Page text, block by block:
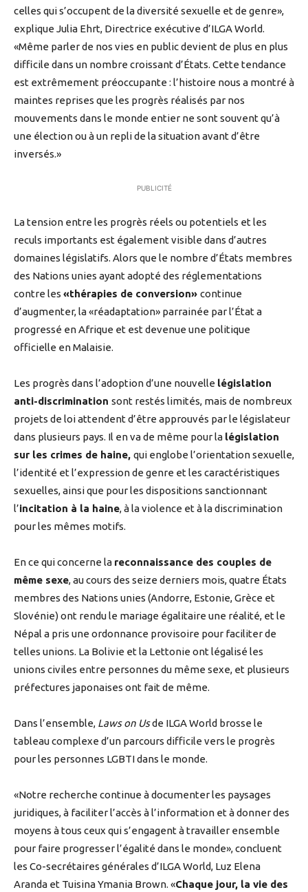
celles qui s’occupent de la diversité sexuelle et de genre»,
explique Julia Ehrt, Directrice exécutive d’ILGA World.
«Même parler de nos vies en public devient de plus en plus
difficile dans un nombre croissant d’États. Cette tendance
est extrêmement préoccupante : l’histoire nous a montré à
maintes reprises que les progrès réalisés par nos
mouvements dans le monde entier ne sont souvent qu’à
une élection ou à un repli de la situation avant d’être
inversés.»
PUBLICITÉ
La tension entre les progrès réels ou potentiels et les
reculs importants est également visible dans d’autres
domaines législatifs. Alors que le nombre d’États membres
des Nations unies ayant adopté des réglementations
contre les «thérapies de conversion» continue
d’augmenter, la «réadaptation» parrainée par l’État a
progressé en Afrique et est devenue une politique
officielle en Malaisie.
Les progrès dans l’adoption d’une nouvelle législation
anti-discrimination sont restés limités, mais de nombreux
projets de loi attendent d’être approuvés par le législateur
dans plusieurs pays. Il en va de même pour la législation
sur les crimes de haine, qui englobe l’orientation sexuelle,
l’identité et l’expression de genre et les caractéristiques
sexuelles, ainsi que pour les dispositions sanctionnant
l’incitation à la haine, à la violence et à la discrimination
pour les mêmes motifs.
En ce qui concerne la reconnaissance des couples de
même sexe, au cours des seize derniers mois, quatre États
membres des Nations unies (Andorre, Estonie, Grèce et
Slovénie) ont rendu le mariage égalitaire une réalité, et le
Népal a pris une ordonnance provisoire pour faciliter de
telles unions. La Bolivie et la Lettonie ont légalisé les
unions civiles entre personnes du même sexe, et plusieurs
préfectures japonaises ont fait de même.
Dans l’ensemble, Laws on Usde ILGA World brosse le
tableau complexe d’un parcours difficile vers le progrès
pour les personnes LGBTI dans le monde.
«Notre recherche continue à documenter les paysages
juridiques, à faciliter l’accès à l’information et à donner des
moyens à tous ceux qui s’engagent à travailler ensemble
pour faire progresser l’égalité dans le monde», concluent
les Co-secrétaires générales d’ILGA World, Luz Elena
Aranda et Tuisina Ymania Brown. «Chaque jour, la vie des